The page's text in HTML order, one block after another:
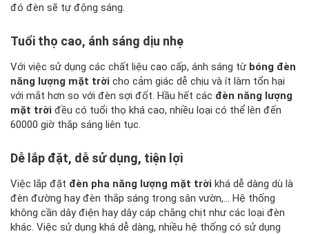
đó đèn sẽ tự động sáng.
Tuổi thọ cao, ánh sáng dịu nhẹ
Với việc sử dụng các chất liệu cao cấp, ánh sáng từ bóng đèn
năng lượng mặt trời cho cảm giác dễ chịu và ít làm tổn hại
với mắt hơn so với đèn sợi đốt. Hầu hết các đèn năng lượng
mặt trời đều có tuổi thọ khá cao, nhiều loại có thể lên đến
60000 giờ thắp sáng liên tục.
Dễ lắp đặt, dễ sử dụng, tiện lợi
Việc lắp đặt đèn pha năng lượng mặt trời khá dễ dàng dù là
đèn đường hay đèn thắp sáng trong sân vườn,… Hệ thống
không cần dây điện hay dây cáp chằng chịt như các loại đèn
khác. Việc sử dụng khá dễ dàng, nhiều hệ thống có sử dụng